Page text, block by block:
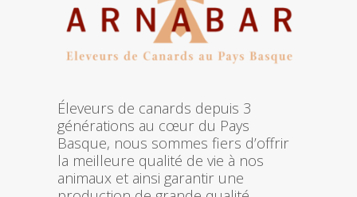
Éleveurs de canards depuis 3
générations au cœur du Pays
Basque, nous sommes fiers d’offrir
la meilleure qualité de vie à nos
animaux et ainsi garantir une